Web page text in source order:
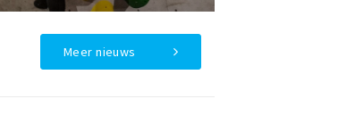
Meer nieuws